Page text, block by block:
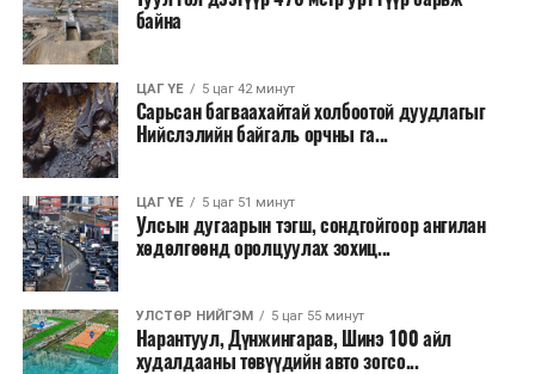
байна
ЦАГ ҮЕ 5 цаг 42 минут
Сарьсан багваахайтай холбоотой дуудлагыг
Нийслэлийн байгаль орчны га...
ЦАГ ҮЕ 5 цаг 51 минут
Улсын дугаарын тэгш, сондгойгоор ангилан
хөдөлгөөнд оролцуулах зохиц...
УЛСТӨР НИЙГЭМ 5 цаг 55 минут
Нарантуул, Дүнжингарав, Шинэ 100 айл
худалдааны төвүүдийн авто зогсо...